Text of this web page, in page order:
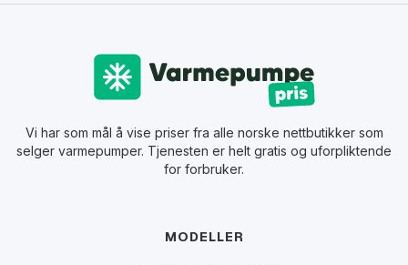
Vi har som mål å vise priser fra alle norske nettbutikker som
selger varmepumper. Tjenesten er helt gratis og uforpliktende
for forbruker.
MODELLER